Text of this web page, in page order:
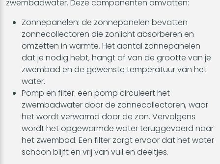
zwembadwater. Deze componenten omvatten:
Zonnepanelen: de zonnepanelen bevatten
zonnecollectoren die zonlicht absorberen en
omzetten in warmte. Het aantal zonnepanelen
dat je nodig hebt, hangt af van de grootte van je
zwembad en de gewenste temperatuur van het
water.
Pomp en filter: een pomp circuleert het
zwembadwater door de zonnecollectoren, waar
het wordt verwarmd door de zon. Vervolgens
wordt het opgewarmde water teruggevoerd naar
het zwembad. Een filter zorgt ervoor dat het water
schoon blijft en vrij van vuil en deeltjes.